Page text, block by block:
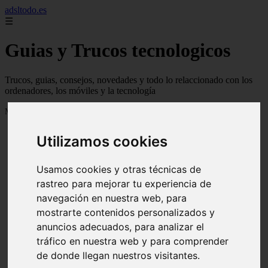
Utilizamos cookies
Usamos cookies y otras técnicas de
rastreo para mejorar tu experiencia de
navegación en nuestra web, para
mostrarte contenidos personalizados y
anuncios adecuados, para analizar el
tráfico en nuestra web y para comprender
de donde llegan nuestros visitantes.
adsltodo.es
☰
Guias y Trucos tecnologicos
Trucos, guias, consejos, novedades y todo lo relaccionado con los
ordenadores, los móviles y la tecnología
Mostrando 1 - 24 de 148 artículos
Newskill Kitsune Review 【Análisis en Español】